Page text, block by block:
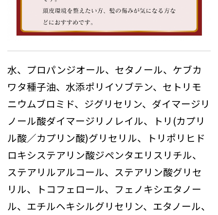
水、プロパンジオール、セタノール、ケブカ
ワタ種子油、水添ポリイソブテン、セトリモ
ニウムブロミド、ジグリセリン、ダイマージリ
ノール酸ダイマージリノレイル、トリ(カプリ
ル酸／カプリン酸)グリセリル、トリポリヒド
ロキシステアリン酸ジペンタエリスリチル、
ステアリルアルコール、ステアリン酸グリセ
リル、トコフェロール、フェノキシエタノー
ル、エチルヘキシルグリセリン、エタノール、